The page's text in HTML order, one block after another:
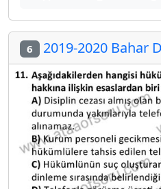
6 2019-2020 Bahar